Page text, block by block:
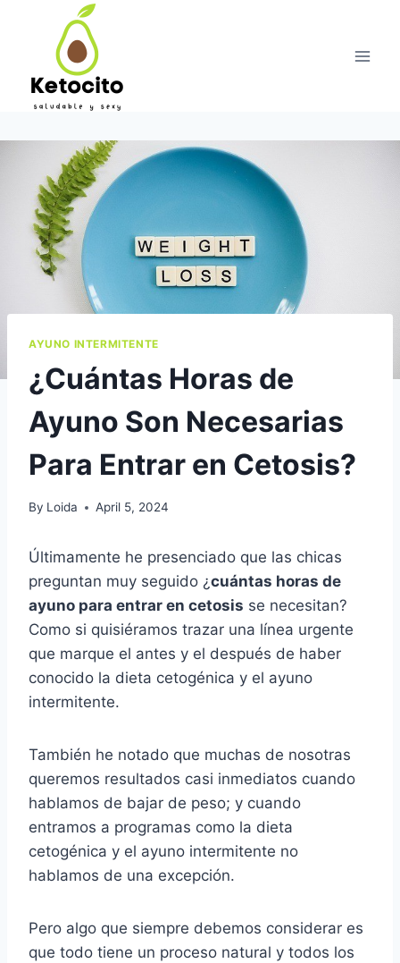
AYUNO INTERMITENTE
¿Cuántas Horas de
Ayuno Son Necesarias
Para Entrar en Cetosis?
By Loida April 5, 2024
Últimamente he presenciado que las chicas
preguntan muy seguido ¿cuántas horas de
ayuno para entrar en cetosis se necesitan?
Como si quisiéramos trazar una línea urgente
que marque el antes y el después de haber
conocido la dieta cetogénica y el ayuno
intermitente.
También he notado que muchas de nosotras
queremos resultados casi inmediatos cuando
hablamos de bajar de peso; y cuando
entramos a programas como la dieta
cetogénica y el ayuno intermitente no
hablamos de una excepción.
Pero algo que siempre debemos considerar es
que todo tiene un proceso natural y todos los